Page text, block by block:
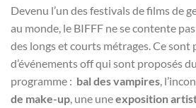
Devenu l’un des festivals de films de
au monde, le BIFFF ne se contente
des longs et courts métrages. Ce sont
d’événements off qui sont proposés
programme : bal des vampires ,
de make-up , une uneexposition